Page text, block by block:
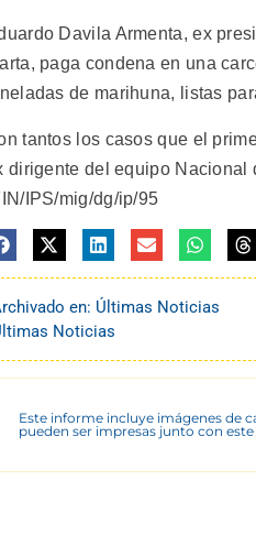
Davila Armenta, ex
paga condena en una
de marihuna, listas
tantos los casos que el
dirigente del equipo Nacional
IPS/mig/dg/ip/95
en: Últimas Noticias
Noticias
Este informe incluye imágenes de
pueden ser impresas junto con